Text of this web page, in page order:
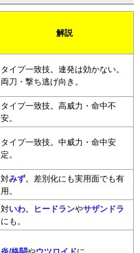
解説
タイプ一致技。連発は効かない。
両刀・撃ち逃げ向き。
タイプ一致技。高威力・命中不
安。
タイプ一致技。中威力・命中安
定。
対みず。差別化にも実用面でも有
用。
対いわ。 ヒードランやサザンドラ
にも。